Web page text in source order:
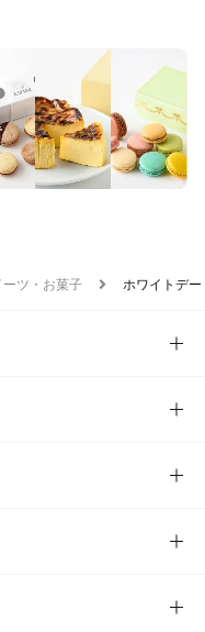
ツ・お菓子 ホワイトデ